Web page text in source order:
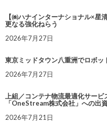
【㈱ハナインターナショナル×星
更なる強化ねらう
2026年7月27日
東京ミッドタウン八重洲でロボ
2026年7月27日
上組／コンテナ物流最適化サー
「OneStream株式会社」への出
2026年7月21日